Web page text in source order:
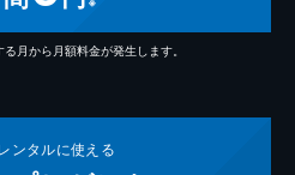
月から月額料金が発生します。
ンタルに使える